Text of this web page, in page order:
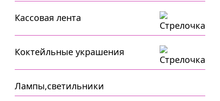
Кассовая лента
Коктейльные украшения
Лампы,светильники